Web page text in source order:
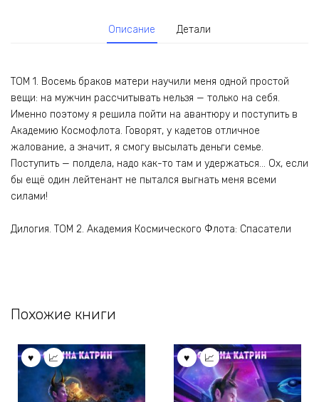
Описание Детали
ТОМ 1. Восемь браков матери научили меня одной простой
вещи: на мужчин рассчитывать нельзя — только на себя.
Именно поэтому я решила пойти на авантюру и поступить в
Академию Космофлота. Говорят, у кадетов отличное
жалование, а значит, я смогу высылать деньги семье.
Поступить — полдела, надо как-то там и удержаться… Ох, если
бы ещё один лейтенант не пытался выгнать меня всеми
силами!
Дилогия. ТОМ 2. Академия Космического Флота: Спасатели
Похожие книги